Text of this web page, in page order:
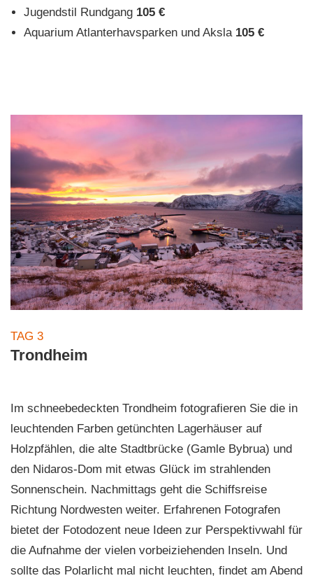
Jugendstil Rundgang 105 €
Aquarium Atlanterhavsparken und Aksla105 €
TAG 3
Trondheim
Im schneebedeckten Trondheim fotografieren Sie die in
leuchtenden Farben getünchten Lagerhäuser auf
Holzpfählen, die alte Stadtbrücke (Gamle Bybrua) und
den Nidaros-Dom mit etwas Glück im strahlenden
Sonnenschein. Nachmittags geht die Schiffsreise
Richtung Nordwesten weiter. Erfahrenen Fotografen
bietet der Fotodozent neue Ideen zur Perspektivwahl für
die Aufnahme der vielen vorbeiziehenden Inseln. Und
sollte das Polarlicht mal nicht leuchten, findet am Abend